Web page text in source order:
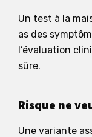
Un test à la
as des
l’évaluation
sûre.
Risque ne
Une variante